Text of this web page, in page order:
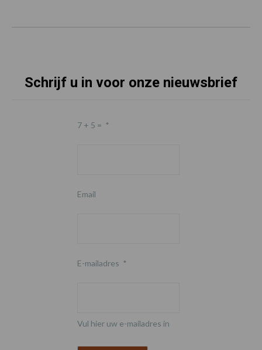
Schrijf u in voor onze nieuwsbrief
7 + 5 = *
Email
E-mailadres *
Vul hier uw e-mailadres in